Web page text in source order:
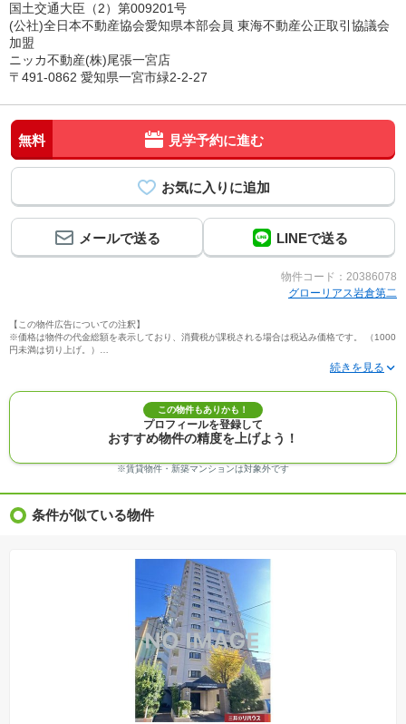
国土交通大臣（2）第009201号
(公社)全日本不動産協会愛知県本部会員 東海不動産公正取引協議会
加盟
ニッカ不動産(株)尾張一宮店
〒491-0862 愛知県一宮市緑2-2-27
無料 見学予約に進む
メールで送る LINEで送る
物件コード：20386078
グローリアス岩倉第二
【この物件広告についての注釈】
※価格は物件の代金総額を表示しており、消費税が課税される場合は税込み価格です。 （1000
円未満は切り上げ。）
※写真に写っている、またはパース（絵）や間取り図に描かれている家具や車などは、特にコ
※建築条件付き土地価格には、建物価格は含まれません。
※物件情報は、原則として情報提供日の２日前に最終確認した情報です。
※完成予想図はいずれも外構、植栽、外観等実際のものとは多少異なることがあります。
※モデルルーム・モデルハウス・展示場・ショールームの画像の場合、今回販売の物件と異な
※ＣＧ合成の画像の場合、実際とは多少異なる場合があります。
※物件特徴：販売戸数が複数の物件は、全ての住戸に該当しない項目もあります。
※価格更新：物件価格が変更された日から１週間表示されます。
※建築条件土地の情報内に掲載されている、建物プラン例は、土地購入者の設計プランの参考
の一例であって、プランの採用可否は任意です。
※土地（建築条件なし）で「建物プラン例」が表記してある時、そのプラン例は特定の建築請
負会社によるもので、当該建築請負会社以外で建てた場合、同様のものが同価格で建てられる
とは限りません。また建築請負会社を特定するものではありません。
※建築条件付き土地とは、その土地に建築する建物の建築請負契約が、一定期間内に成立する
ことを条件として売買される土地のことをいいます。建築請負契約成立に向けて設計プランを
協議するため、土地購入者が自己の希望する建物の設計協議をするために必要な相当の期間の
交渉期間が設定され、その期間内で希望を満たすプランが実現できたかどうかにより結論を出
します。なお、この期間は概ね3ヶ月程度とされています。納得のいくプランが出来ず、建築請
負契約が成立しない場合、土地売買契約は白紙に戻り、土地契約にかかった代金（土地代金、
手付金など）は名目のいかんに関わらず、全て返却されます。
※課税対象物件の「価格」や「費用等」は消費税込みの「総額表示」で統一しています。
この物件もありかも！
プロフィールを登録して
おすすめ物件の精度を上げよう！
※賃貸物件・新築マンションは対象外です
条件が似ている物件